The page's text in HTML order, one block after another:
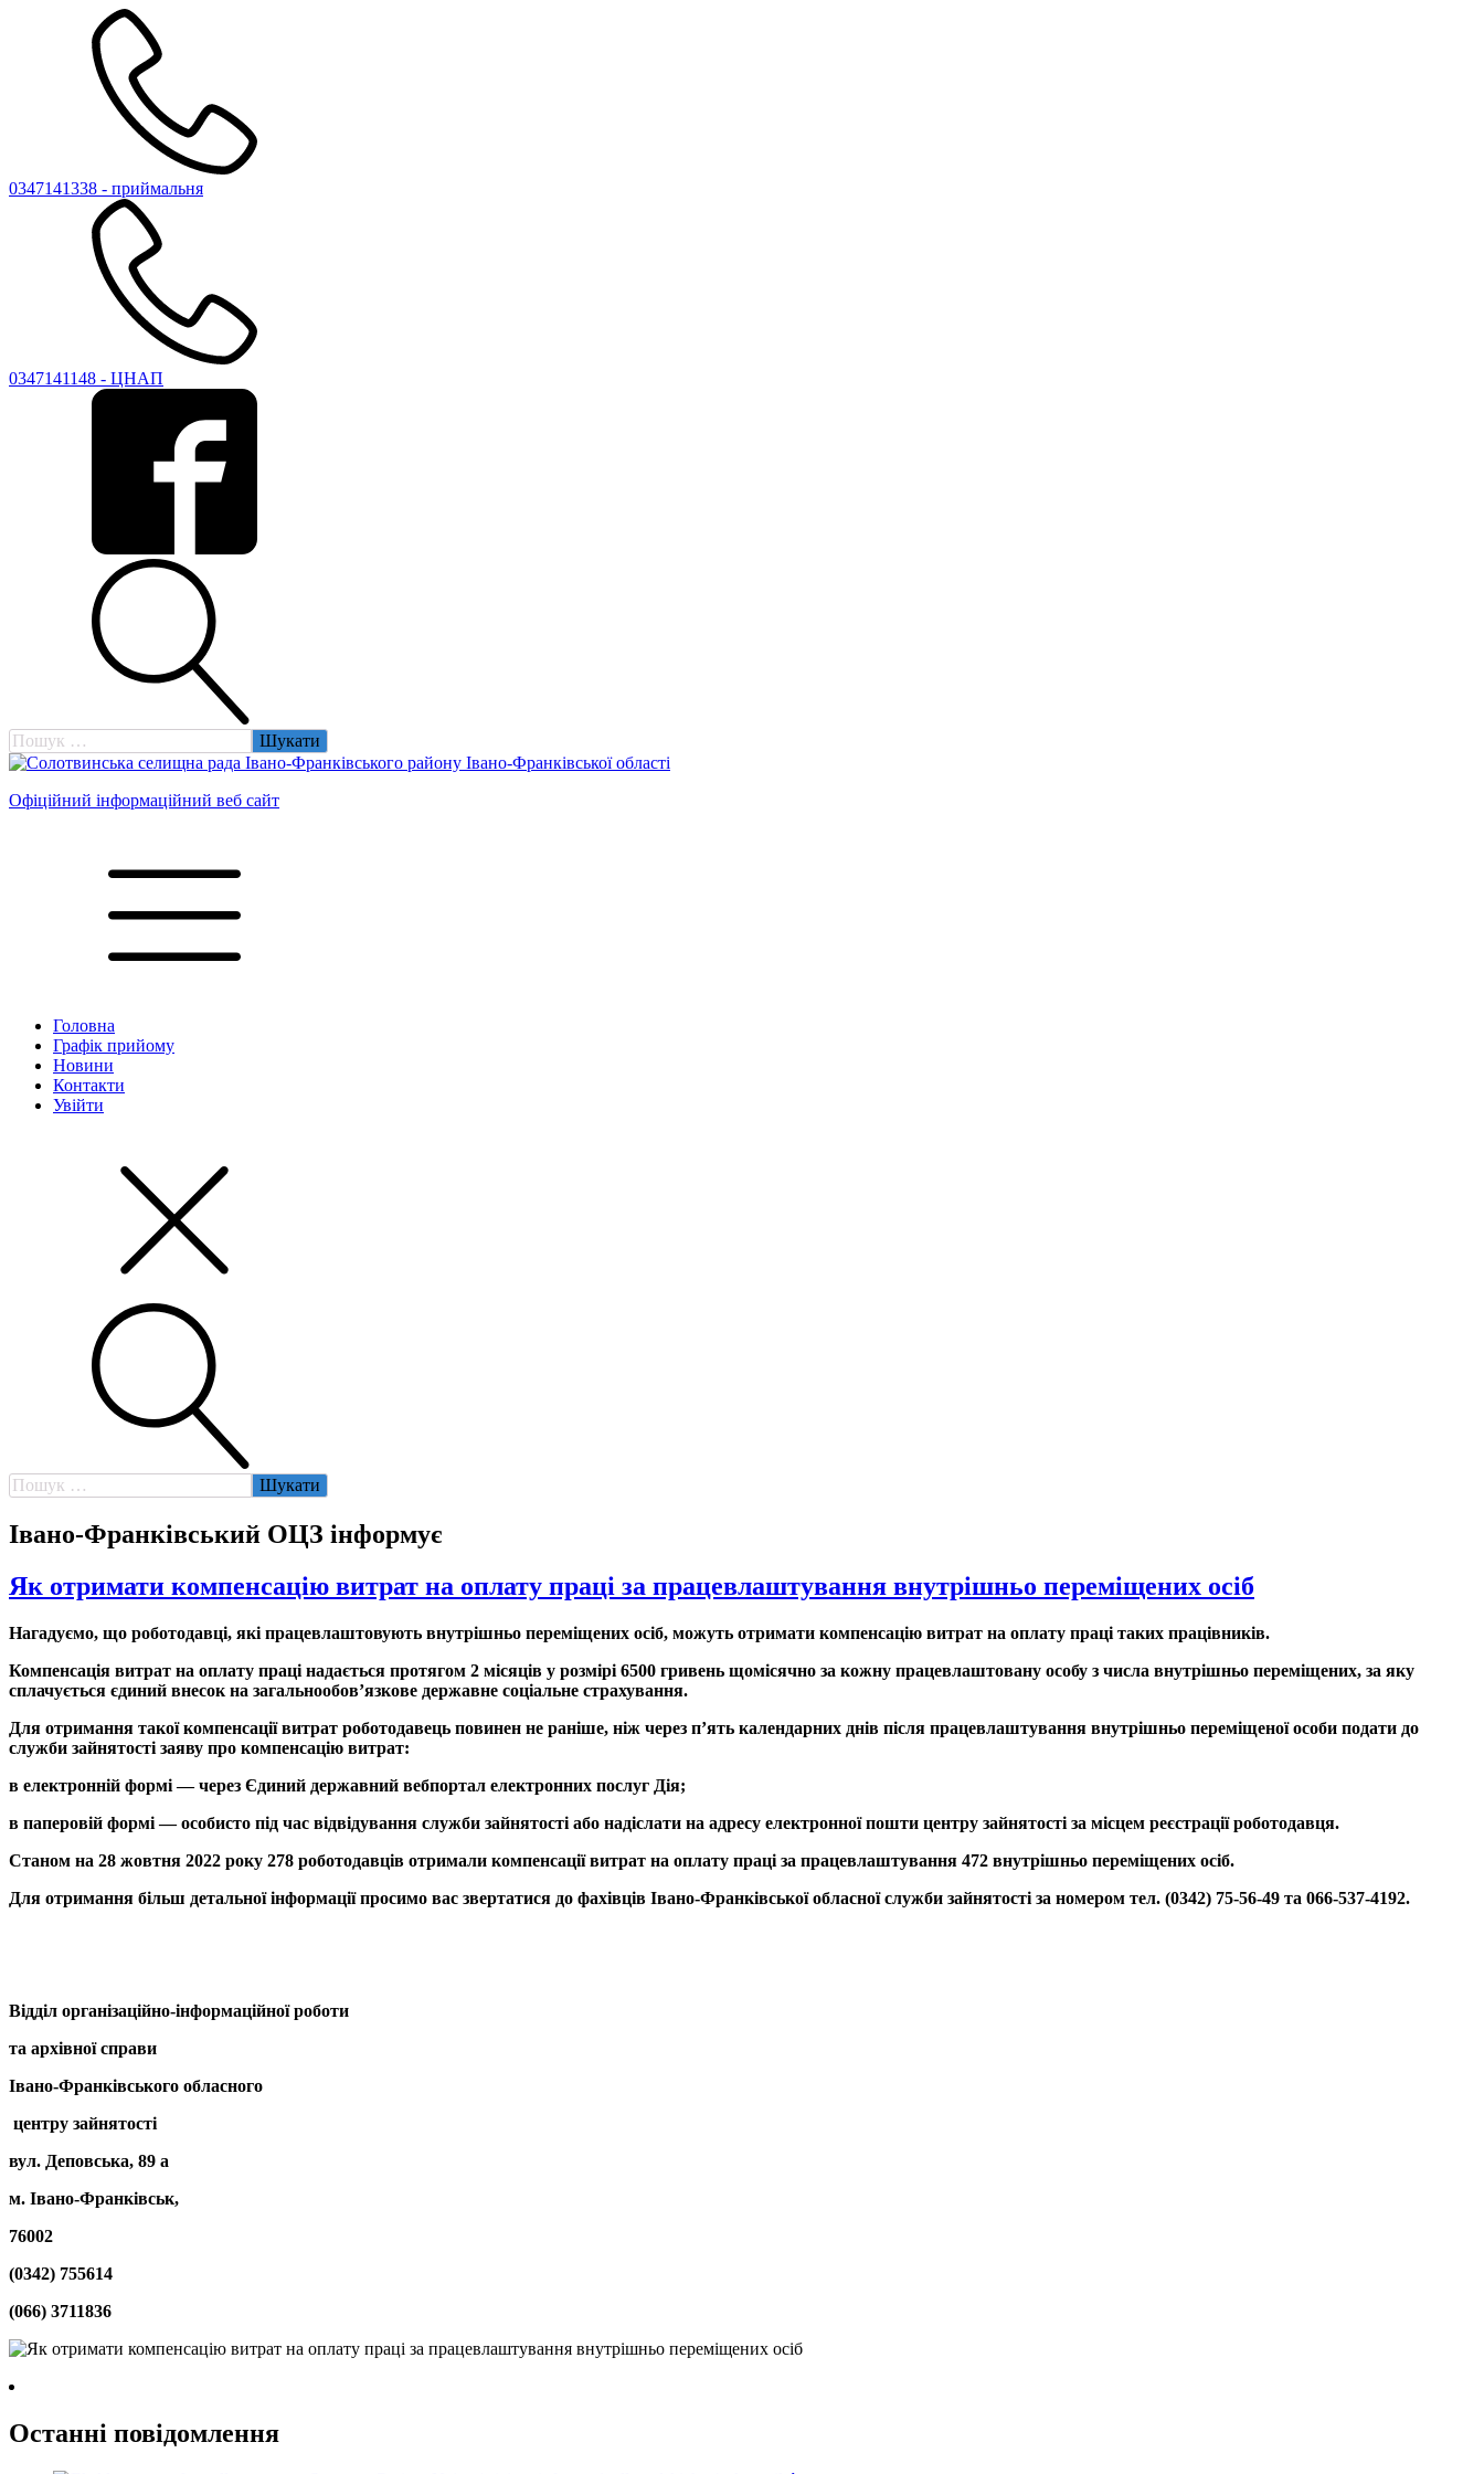
0347141338 - приймальня
0347141148 - ЦНАП
Пошук:
Офіційний інформаційний веб сайт
Головна
Графік прийому
Новини
Контакти
Увійти
Пошук:
Івано-Франківський ОЦЗ інформує
Як отримати компенсацію витрат на оплату праці за працевлаштування внутрішньо переміщених осіб
Нагадуємо, що роботодавці, які працевлаштовують внутрішньо переміщених осіб, можуть отримати компенсацію витрат на оплату праці таких працівників.
Компенсація витрат на оплату праці надається протягом 2 місяців у розмірі 6500 гривень щомісячно за кожну працевлаштовану особу з числа внутрішньо переміщених, за яку
сплачується єдиний внесок на загальнообов’язкове державне соціальне страхування.
Для отримання такої компенсації витрат роботодавець повинен не раніше, ніж через п’ять календарних днів після працевлаштування внутрішньо переміщеної особи подати до
служби зайнятості заяву про компенсацію витрат:
в електронній формі — через Єдиний державний вебпортал електронних послуг Дія;
в паперовій формі — особисто під час відвідування служби зайнятості або надіслати на адресу електронної пошти центру зайнятості за місцем реєстрації роботодавця.
Станом на 28 жовтня 2022 року 278 роботодавців отримали компенсації витрат на оплату праці за працевлаштування 472 внутрішньо переміщених осіб.
Для отримання більш детальної інформації просимо вас звертатися до фахівців Івано-Франківської обласної служби зайнятості за номером тел. (0342) 75-56-49 та 066-537-4192.
Відділ організаційно-інформаційної роботи
та архівної справи
Івано-Франківського обласного
центру зайнятості
вул. Деповська, 89 а
м. Івано-Франківськ,
76002
(0342) 755614
(066) 3711836
Останні повідомлення